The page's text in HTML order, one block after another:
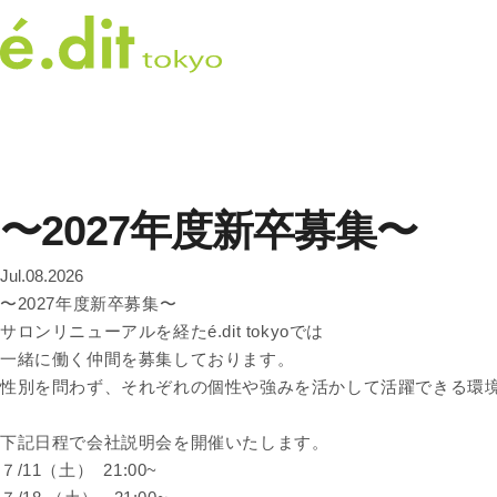
〜2027年度新卒募集〜
Jul.08.2026
〜2027年度新卒募集〜
サロンリニューアルを経たé.dit tokyoでは
一緒に働く仲間を募集しております。
性別を問わず、それぞれの個性や強みを活かして活躍できる環
下記日程で会社説明会を開催いたします。
７/11（土） 21:00~